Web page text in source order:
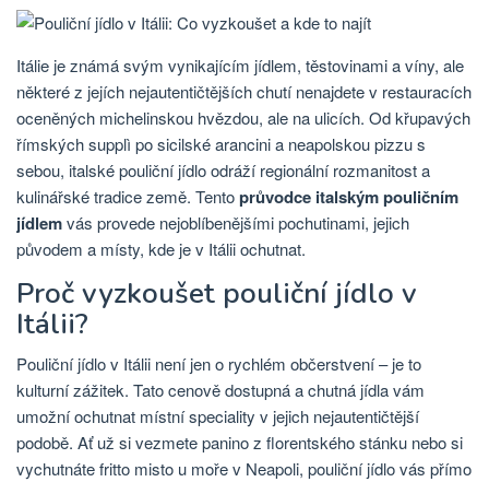
Itálie je známá svým vynikajícím jídlem, těstovinami a víny, ale
některé z jejích nejautentičtějších chutí nenajdete v restauracích
oceněných michelinskou hvězdou, ale na ulicích. Od křupavých
římských supplì po sicilské arancini a neapolskou pizzu s
sebou, italské pouliční jídlo odráží regionální rozmanitost a
kulinářské tradice země. Tentoprůvodce italským pouličním
jídlemvás provede nejoblíbenějšími pochutinami, jejich
původem a místy, kde je v Itálii ochutnat.
Proč vyzkoušet pouliční jídlo v
Itálii?
Pouliční jídlo v Itálii není jen o rychlém občerstvení – je to
kulturní zážitek. Tato cenově dostupná a chutná jídla vám
umožní ochutnat místní speciality v jejich nejautentičtější
podobě. Ať už si vezmete panino z florentského stánku nebo si
vychutnáte fritto misto u moře v Neapoli, pouliční jídlo vás přímo